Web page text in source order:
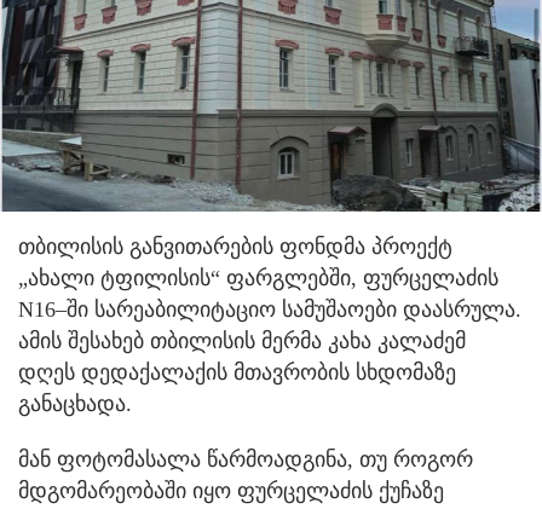
თბილისის განვითარების ფონდმა პროექტ
„ახალი ტფილისის“ ფარგლებში, ფურცელაძის
N16–ში სარეაბილიტაციო სამუშაოები დაასრულა.
ამის შესახებ თბილისის მერმა კახა კალაძემ
დღეს დედაქალაქის მთავრობის სხდომაზე
განაცხადა.
მან ფოტომასალა წარმოადგინა, თუ როგორ
მდგომარეობაში იყო ფურცელაძის ქუჩაზე